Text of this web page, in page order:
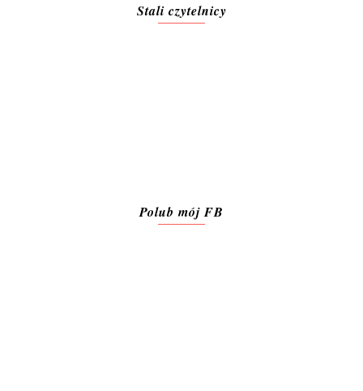
Stali czytelnicy
Polub mój FB